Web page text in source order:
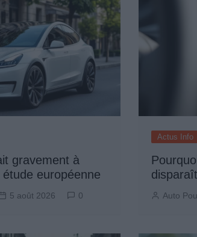
gravement à
européenne
5 août 2026 0
Actus Info
Auto